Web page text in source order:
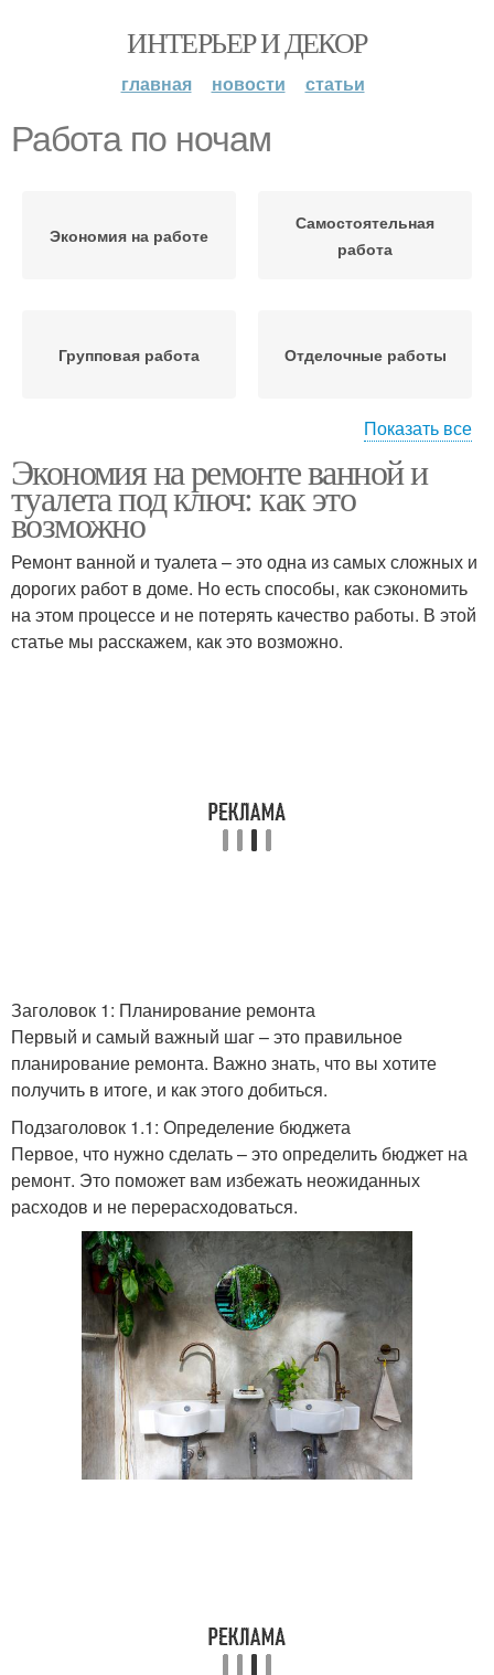
ИНТЕРЬЕР И ДЕКОР
главная новости статьи
Работа по ночам
Экономия на работе
Самостоятельная
работа
Групповая работа Отделочные работы
Работы при ремонте
Показать все
Экономия на ремонте ванной и
туалета под ключ: как это
возможно
Ремонт ванной и туалета – это одна из самых сложных и
дорогих работ в доме. Но есть способы, как сэкономить
на этом процессе и не потерять качество работы. В этой
статье мы расскажем, как это возможно.
Заголовок 1: Планирование ремонта
Первый и самый важный шаг – это правильное
планирование ремонта. Важно знать, что вы хотите
получить в итоге, и как этого добиться.
Подзаголовок 1.1: Определение бюджета
Первое, что нужно сделать – это определить бюджет на
ремонт. Это поможет вам избежать неожиданных
расходов и не перерасходоваться.